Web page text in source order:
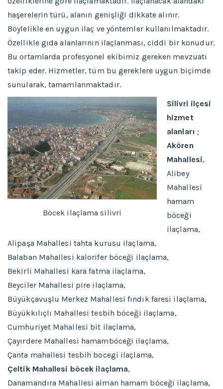
haşerelerin türü, alanın genişliği dikkate alınır.
Böylelikle en uygun ilaç ve yöntemler kullanılmaktadır.
Özellikle gıda alanlarının ilaçlanması, ciddi bir konudur.
Bu ortamlarda profesyonel ekibimiz gereken mevzuatı
takip eder. Hizmetler, tüm bu gereklere uygun biçimde
sunularak, tamamlanmaktadır.
Böcek ilaçlama silivri
Silivri ilçesi
hizmet
alanları ;
Akören
Mahallesi,
Alibey
Mahallesi
hamam
böceği
ilaçlama,
Alipaşa Mahallesi tahta kurusu ilaçlama,
Balaban Mahallesi kalorifer böceği ilaçlama,
Bekirli Mahallesi kara fatma ilaçlama,
Beyciler Mahallesi pire ilaçlama,
Büyükçavuşlu Merkez Mahallesi fındık faresi ilaçlama,
Büyükkılıçlı Mahallesi tesbih böceği ilaçlama,
Cumhuriyet Mahallesi bit ilaçlama,
Çayırdere Mahallesi hamamböceği ilaçlama,
Çanta mahallesi tesbih bocegi ilaçlama,
Çeltik Mahallesi böcek ilaçlama,
Danamandıra Mahallesi alman hamam böceği ilaçlama,